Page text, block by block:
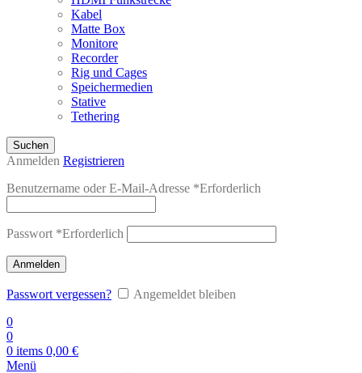
Kabel
Matte Box
Monitore
Recorder
Rig und Cages
Speichermedien
Stative
Tethering
Suchen
Anmelden Registrieren
Benutzername oder E-Mail-Adresse *Erforderlich
Passwort *Erforderlich
Anmelden
Passwort vergessen?
Angemeldet bleiben
0
0
0 items 0,00 €
Menü